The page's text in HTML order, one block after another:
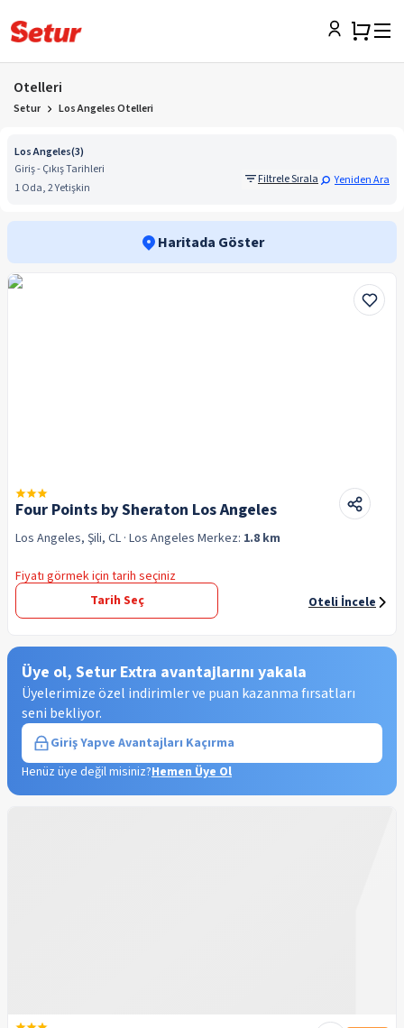
Otelleri
Setur Los Angeles Otelleri
Los Angeles(3)
Giriş - Çıkış Tarihleri
1 Oda, 2 Yetişkin
Filtrele Sırala Yeniden Ara
Haritada Göster
Four Points by Sheraton Los Angeles
Los Angeles, Şili, CL · Los Angeles Merkez: 1.8 km
Fiyatı görmek için tarih seçiniz
Tarih Seç
Oteli İncele
Üye ol, Setur Extra avantajlarını yakala
Üyelerimize özel indirimler ve puan kazanma fırsatları
seni bekliyor.
Giriş Yapve Avantajları Kaçırma
Henüz üye değil misiniz?Hemen Üye Ol